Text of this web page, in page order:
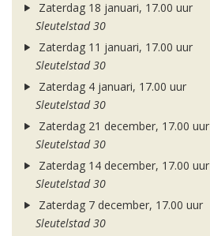
Zaterdag 18 januari, 17.00 uur
Sleutelstad 30
Zaterdag 11 januari, 17.00 uur
Sleutelstad 30
Zaterdag 4 januari, 17.00 uur
Sleutelstad 30
Zaterdag 21 december, 17.00 uur
Sleutelstad 30
Zaterdag 14 december, 17.00 uur
Sleutelstad 30
Zaterdag 7 december, 17.00 uur
Sleutelstad 30